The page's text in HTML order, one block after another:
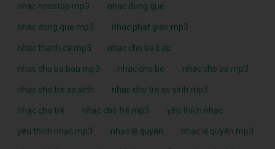
nhac nonstop mp3 nhac dong que
nhac dong que mp3 nhac phat giao mp3
nhac thanh ca mp3 nhac cho ba bau
nhac cho ba bau mp3 nhac cho be nhac cho be mp3
nhac cho tre so sinh nhac cho tre so sinh mp3
nhạc cho trẻ nhạc cho trẻ mp3 yêu thích nhạc
yêu thích nhạc mp3 nhạc lệ quyên nhạc lệ quyên mp3